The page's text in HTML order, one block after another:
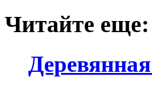
Читайте еще: